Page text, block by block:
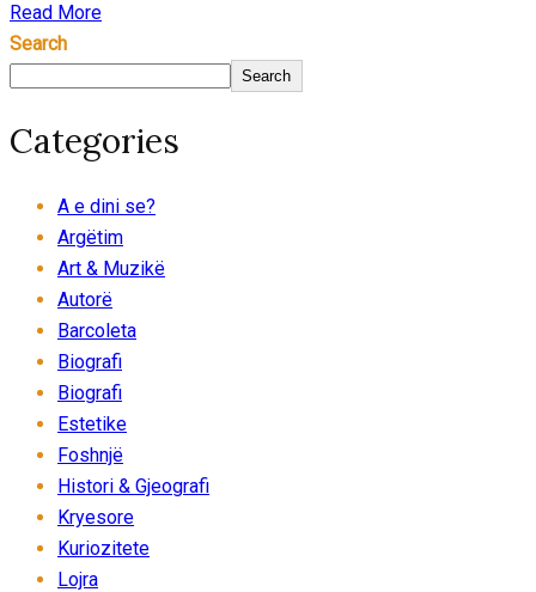
Read More
Search
Search
Categories
A e dini se?
Argëtim
Art & Muzikë
Autorë
Barcoleta
Biografi
Biografi
Estetike
Foshnjë
Histori & Gjeografi
Kryesore
Kuriozitete
Lojra